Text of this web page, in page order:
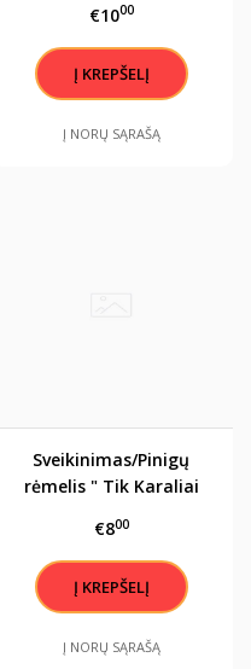
€1000
Į NORŲ SĄRAŠĄ
Sveikinimas/Pinigų
rėmelis " Tik Karaliai
€800
Į NORŲ SĄRAŠĄ